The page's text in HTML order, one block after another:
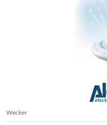
Wecker